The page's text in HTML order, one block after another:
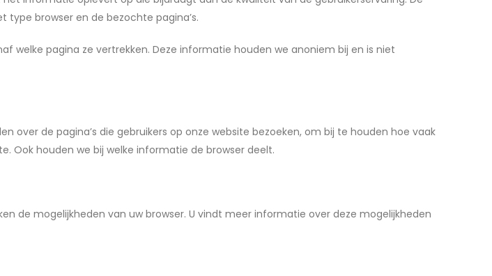
browser en de bezochte pagina’s.
welke pagina ze vertrekken. Deze informatie houden we anoniem bij en is niet
over de pagina’s die gebruikers op onze website bezoeken, om bij te houden hoe vaak
Ook houden we bij welke informatie de browser deelt.
de mogelijkheden van uw browser. U vindt meer informatie over deze mogelijkheden